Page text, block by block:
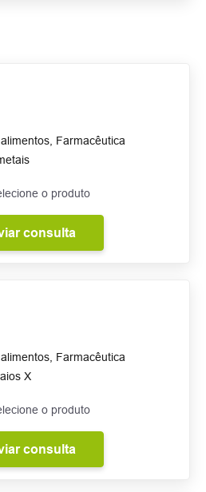
alimentos Farmacêutica
o produto
consulta
alimentos Farmacêutica
X
o produto
consulta